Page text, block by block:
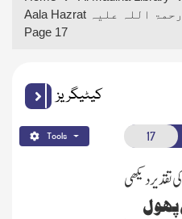
Page 17
کیٹیگریز
Tools
تقدیر دیکھی